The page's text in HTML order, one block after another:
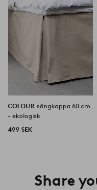
COLOUR sängkappa 60 cm
- ekologisk
499 SEK
Share